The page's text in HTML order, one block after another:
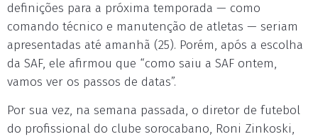
definições para a próxima temporada — como
comando técnico e manutenção de atletas — seriam
apresentadas até amanhã (25). Porém, após a escolha
da SAF, ele afirmou que “como saiu a SAF ontem,
vamos ver os passos de datas”.
Por sua vez, na semana passada, o diretor de futebol
do profissional do clube sorocabano, Roni Zinkoski,